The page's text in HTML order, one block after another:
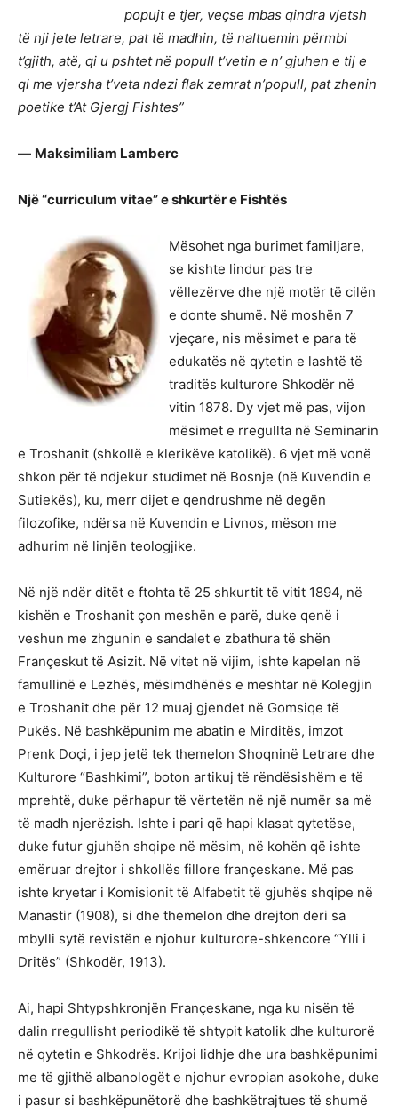
popujt e tjer, veçse mbas qindra vjetsh
të nji jete letrare, pat të madhin, të naltuemin përmbi
t’gjith, atë, qi u pshtet në popull t’vetin e n’ gjuhen e tij e
qi me vjersha t’veta ndezi flak zemrat n’popull, pat zhenin
poetike t’At Gjergj Fishtes”
— Maksimiliam Lamberc
Një “curriculum vitae” e shkurtër e Fishtës
Mësohet nga burimet familjare,
se kishte lindur pas tre
vëllezërve dhe një motër të cilën
e donte shumë. Në moshën 7
vjeçare, nis mësimet e para të
edukatës në qytetin e lashtë të
traditës kulturore Shkodër në
vitin 1878. Dy vjet më pas, vijon
mësimet e rregullta në Seminarin
e Troshanit (shkollë e klerikëve katolikë). 6 vjet më vonë
shkon për të ndjekur studimet në Bosnje (në Kuvendin e
Sutiekës), ku, merr dijet e qendrushme në degën
filozofike, ndërsa në Kuvendin e Livnos, mëson me
adhurim në linjën teologjike.
Në një ndër ditët e ftohta të 25 shkurtit të vitit 1894, në
kishën e Troshanit çon meshën e parë, duke qenë i
veshun me zhgunin e sandalet e zbathura të shën
Françeskut të Asizit. Në vitet në vijim, ishte kapelan në
famullinë e Lezhës, mësimdhënës e meshtar në Kolegjin
e Troshanit dhe për 12 muaj gjendet në Gomsiqe të
Pukës. Në bashkëpunim me abatin e Mirditës, imzot
Prenk Doçi, i jep jetë tek themelon Shoqninë Letrare dhe
Kulturore “Bashkimi”, boton artikuj të rëndësishëm e të
mprehtë, duke përhapur të vërtetën në një numër sa më
të madh njerëzish. Ishte i pari që hapi klasat qytetëse,
duke futur gjuhën shqipe në mësim, në kohën që ishte
emëruar drejtor i shkollës fillore françeskane. Më pas
ishte kryetar i Komisionit të Alfabetit të gjuhës shqipe në
Manastir (1908), si dhe themelon dhe drejton deri sa
mbylli sytë revistën e njohur kulturore-shkencore “Ylli i
Dritës” (Shkodër, 1913).
Ai, hapi Shtypshkronjën Françeskane, nga ku nisën të
dalin rregullisht periodikë të shtypit katolik dhe kulturorë
në qytetin e Shkodrës. Krijoi lidhje dhe ura bashkëpunimi
me të gjithë albanologët e njohur evropian asokohe, duke
i pasur si bashkëpunëtorë dhe bashkëtrajtues të shumë